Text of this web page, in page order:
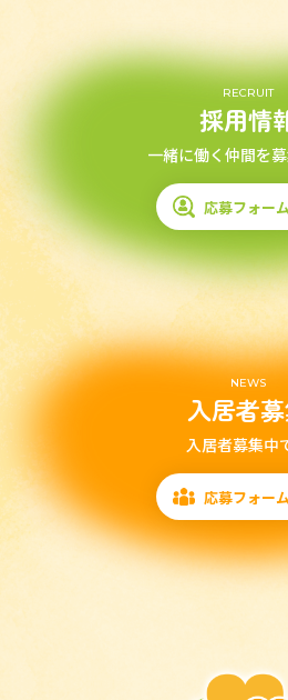
RECRUIT
採用情
一緒に働く仲間を
応募フォー
NEWS
入居者
入居者募集中
応募フォー